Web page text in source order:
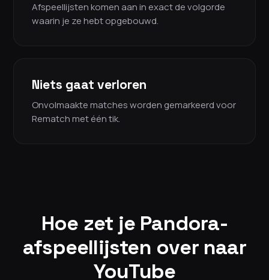
Afspeellijsten komen aan in exact de volgorde
waarin je ze hebt opgebouwd.
Niets gaat verloren
Onvolmaakte matches worden gemarkeerd voor
Rematch met één tik.
Hoe zet je Pandora-
afspeellijsten over naar
YouTube